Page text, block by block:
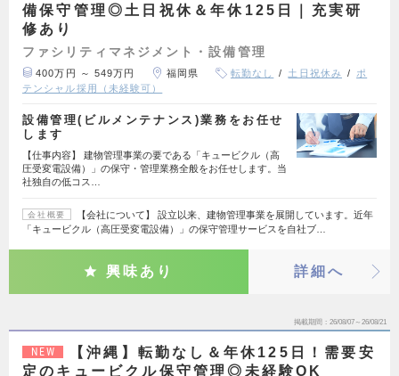
備保守管理◎土日祝休＆年休125日｜充実研
修あり
ファシリティマネジメント・設備管理
400万円 ～ 549万円 福岡県 転勤なし 土日祝休み
ポ
テンシャル採用（未経験可）
設備管理(ビルメンテナンス)業務をお任せ
します
【仕事内容】 建物管理事業の要である「キュービクル（高
圧受変電設備）」の保守・管理業務全般をお任せします。当
社独自の低コス…
会社概要
【会社について】 設立以来、建物管理事業を展開しています。近年
「キュービクル（高圧受変電設備）」の保守管理サービスを自社ブ…
興味あり 詳細へ
掲載期間 26/08/07～26/08/21
NEW
【沖縄】転勤なし＆年休125日！需要安
定のキュービクル保守管理◎未経験OK